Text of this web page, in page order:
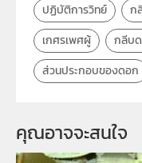
ปฏิบัติการวิทย์ ก
เกศรเพศผู้
กลีบ
ส่วนประกอบของดอก
คุณอาจจะสนใจ